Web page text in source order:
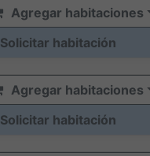
Agregar habitaciones
Solicitar habitación
Agregar habitaciones
Solicitar habitación